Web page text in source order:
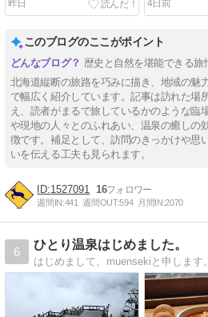
昨日 4日前
このブログのここがポイント
歴史と自然を堪能できる旅
北海道縦断の旅路を巧みに描き、地域の魅
で幅広く紹介しています。記事は訪れた場
え、読者がまるで旅しているかのような臨
や現地の人々とのふれあい、温泉の癒しの
徴です。補足として、訪問のきっかけや思
いを伝える工夫も見られます。
1527091 16
週間IN:441 週間OUT:594 月間IN:2070
6
ひとり温泉はじめました。